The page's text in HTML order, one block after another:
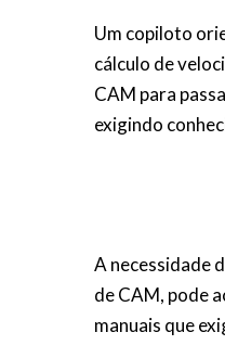
Um copiloto
cálculo de
CAM para
exigindo
A necessidade
de CAM, pode
manuais que